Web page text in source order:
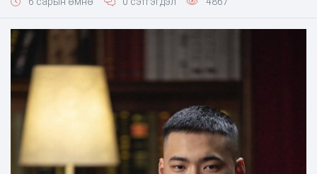
дөрөвдүгээр сараас эхлэх бөгөөд Пома группийн
энэ талаар тодрууллаа.